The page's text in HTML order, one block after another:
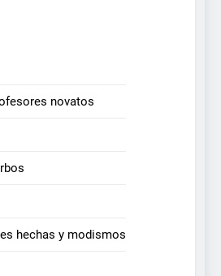
novatos
hechas y modismos